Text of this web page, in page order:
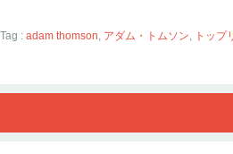
Tag :adam thomson アダム・トムソン トップ